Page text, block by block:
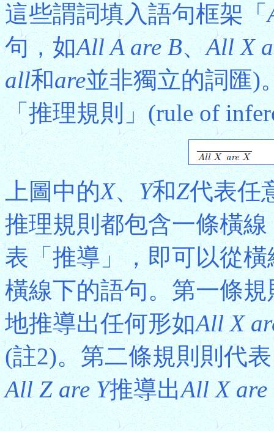
這些謂詞填入語句框架「
句，如All A are B、All X
all和are並非獨立的詞匯)
「推理規則」(rule of
上圖中的X、Y和Z代表任
推理規則都包含一條橫
表「推導」，即可以從
橫線下的語句。第一條
地推導出任何形如All X
(註2)。第二條規則則代
All Z are Y推導出All X are